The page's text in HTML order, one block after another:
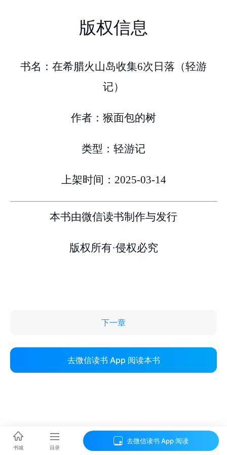
下一章
去微信读书 App 阅读本书
书城 目录
去微信读书 App 阅读